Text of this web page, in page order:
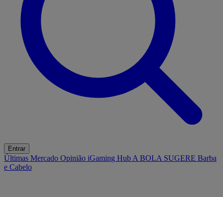
Entrar
Últimas Mercado Opinião iGaming Hub A BOLA SUGERE Barba
e Cabelo